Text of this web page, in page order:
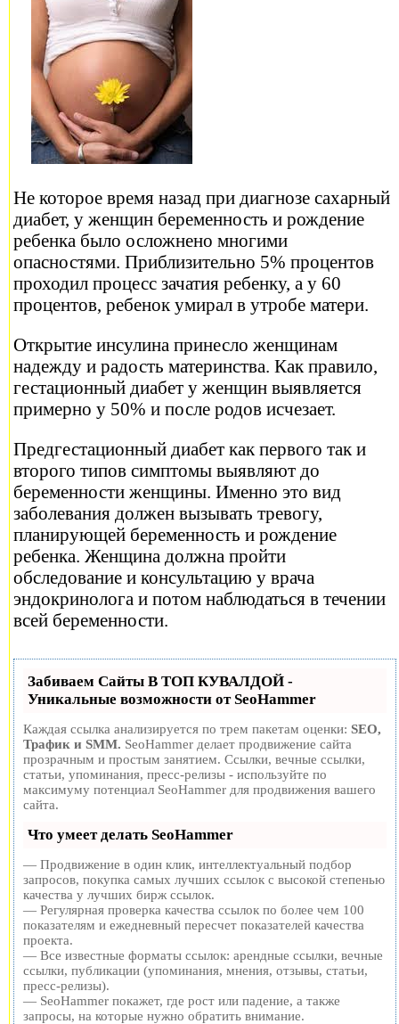
Не которое время назад при диагнозе сахарный
диабет, у женщин беременность и рождение
ребенка было осложнено многими
опасностями. Приблизительно 5% процентов
проходил процесс зачатия ребенку, а у 60
процентов, ребенок умирал в утробе матери.
Открытие инсулина принесло женщинам
надежду и радость материнства. Как правило,
гестационный диабет у женщин выявляется
примерно у 50% и после родов исчезает.
Предгестационный диабет как первого так и
второго типов симптомы выявляют до
беременности женщины. Именно это вид
заболевания должен вызывать тревогу,
планирующей беременность и рождение
ребенка. Женщина должна пройти
обследование и консультацию у врача
эндокринолога и потом наблюдаться в течении
всей беременности.
Забиваем Сайты В ТОП КУВАЛДОЙ -
Уникальные возможности от SeoHammer
Каждая ссылка анализируется по трем пакетам оценки:SEO,
Трафик и SMM. SeoHammer делает продвижение сайта
прозрачным и простым занятием. Ссылки, вечные ссылки,
статьи, упоминания, пресс-релизы - используйте по
максимуму потенциал SeoHammer для продвижения вашего
сайта.
Что умеет делать SeoHammer
— Продвижение в один клик, интеллектуальный подбор
запросов, покупка самых лучших ссылок с высокой степенью
качества у лучших бирж ссылок.
— Регулярная проверка качества ссылок по более чем 100
показателям и ежедневный пересчет показателей качества
проекта.
— Все известные форматы ссылок: арендные ссылки, вечные
ссылки, публикации (упоминания, мнения, отзывы, статьи,
пресс-релизы).
— SeoHammer покажет, где рост или падение, а также
запросы, на которые нужно обратить внимание.